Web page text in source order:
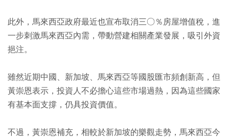
此外，馬來西亞政府最近也宣布取消三○％房屋增值稅，進
一步刺激馬來西亞內需，帶動營建相關產業發展，吸引外資
挹注。
雖然近期中國、新加坡、馬來西亞等國股匯市頻創新高，但
黃崇恩表示，投資人不必擔心這些市場過熱，因為這些國家
有基本面支撐，仍具投資價值。
不過，黃崇恩補充，相較於新加坡的樂觀走勢，馬來西亞今